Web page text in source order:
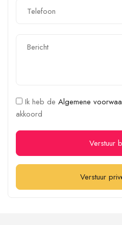
Ik heb de Algemene
akkoord
Verstuur
Verstuur